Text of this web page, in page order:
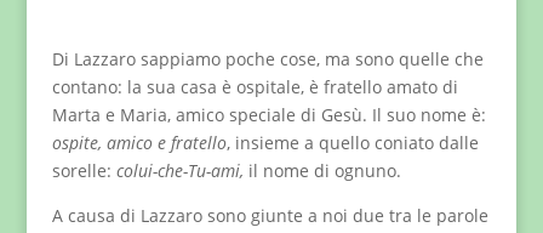
Di Lazzaro sappiamo poche cose, ma sono quelle che
contano: la sua casa è ospitale, è fratello amato di
Marta e Maria, amico speciale di Gesù. Il suo nome è:
ospite, amico e fratello, insieme a quello coniato dalle
sorelle: colui-che-Tu-ami, il nome di ognuno.
A causa di Lazzaro sono giunte a noi due tra le parole